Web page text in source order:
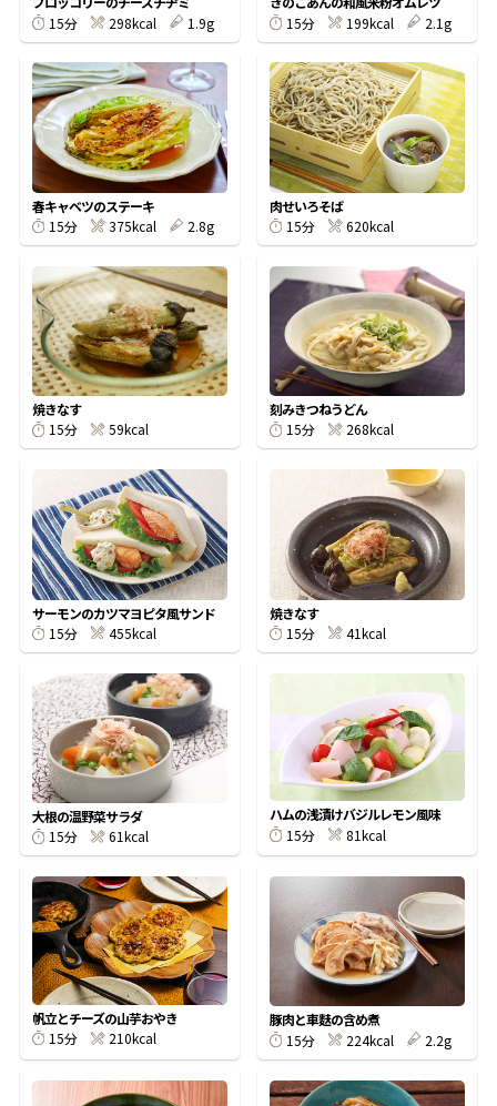
楽チン屋® ストレートつゆ
新鮮一番 『氷熟®』
『踊り節』
鰹節屋の
だしパック
だし粉
商品情報一覧
おすすめサイト
だし巻き卵特集
かつおだしが決め手！簡単茶碗蒸し
15分
298kcal 1.9g
15分
199kcal 2.1g
春キャベツのステーキ
15分
375kcal 2.8g
肉せいろそば
15分
620kcal
焼きなす
15分
59kcal
刻みきつねうどん
15分
268kcal
サーモンのカツマヨピタ風サンド
15分
455kcal
焼きなす
15分
41kcal
大根の温野菜サラダ
15分
61kcal
ハムの浅漬けバジルレモン風味
15分
81kcal
帆立とチーズの山芋おやき
15分
210kcal
豚肉と車麩の含め煮
15分
224kcal 2.2g